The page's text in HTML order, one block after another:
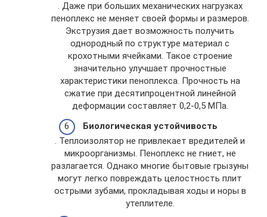
. Даже при больших механических нагрузках
пеноплекс не меняет своей формы и размеров.
Экструзия дает возможность получить
однородный по структуре материал с
крохотными ячейками. Такое строение
значительно улучшает прочностные
характеристики пеноплекса. Прочность на
сжатие при десятипроцентной линейной
деформации составляет 0,2-0,5 МПа.
Биологическая устойчивость
. Теплоизолятор не привлекает вредителей и
микроорганизмы. Пеноплекс не гниет, не
разлагается. Однако многие бытовые грызуны
могут легко повреждать целостность плит
острыми зубами, прокладывая ходы и норы в
утеплителе.